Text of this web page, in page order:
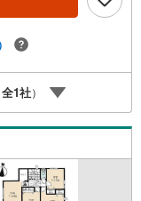
全1社）